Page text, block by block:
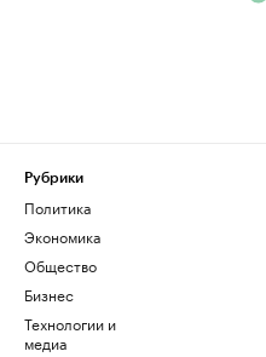
Рубрики
Политика
Экономика
Общество
Бизнес
Технологии и
медиа